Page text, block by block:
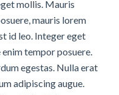
mollis. Mauris
mauris lorem
id leo. Integer eget
tempor posuere.
egestas. Nulla erat
adipiscing augue.